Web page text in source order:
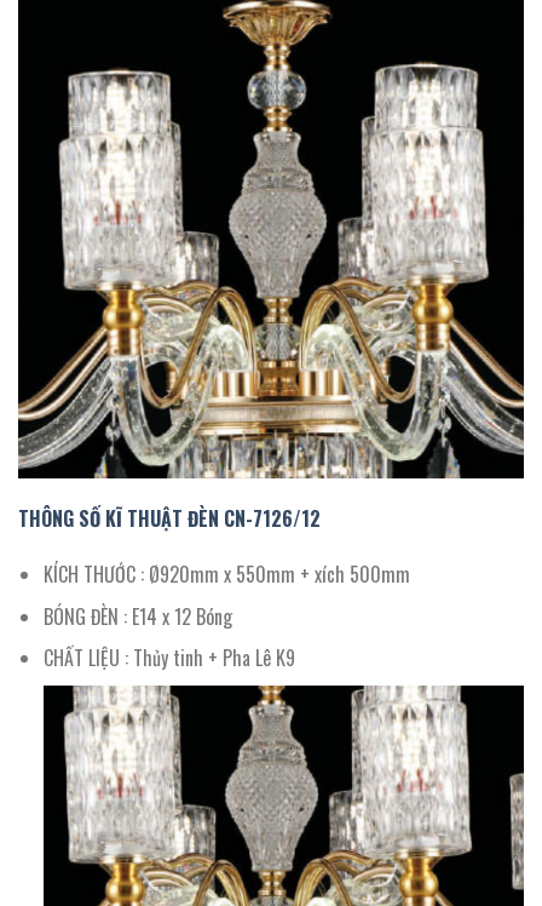
THÔNG SỐ KĨ THUẬT ĐÈN CN-7126/12
KÍCH THƯỚC : Ø920mm x 550mm + xích 500mm
BÓNG ĐÈN : E14 x 12 Bóng
CHẤT LIỆU : Thủy tinh + Pha Lê K9